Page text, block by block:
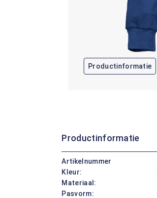
Productinformatie
Productinformatie
Artikelnummer
Kleur:
Materiaal:
Pasvorm: